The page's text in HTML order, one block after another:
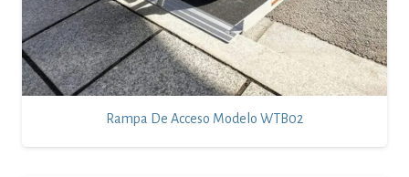
Rampa De Acceso Modelo WTB02